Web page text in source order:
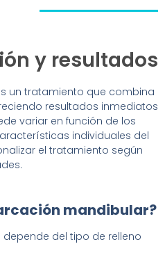
mandibular?
del tipo de relleno
y resultados
un tratamiento que combina
resultados inmediatos
variar en función de los
individuales del
el tratamiento según